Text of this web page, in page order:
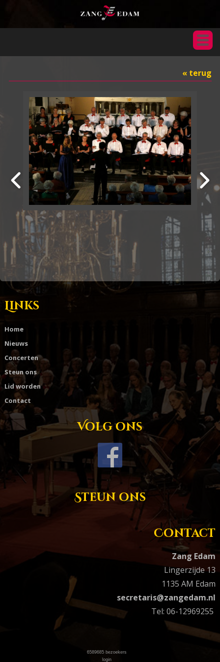
« terug
Links
Home
Nieuws
Concerten
Steun ons
Lid worden
Contact
Volg ons
Steun ons
Contact
Zang Edam
Lingerzijde 13
1135 AM Edam
secretaris@zangedam.nl
Tel: 06-12969255
6589685 bezoekers
login